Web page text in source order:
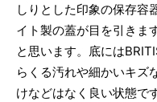
しりとした印象の保存容
イト製の蓋が目を引きま
と思います。底には
らくる汚れや細かいキズ
けなどはなく良い状態です